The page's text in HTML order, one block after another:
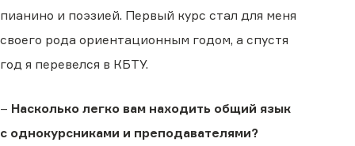
пианино и поэзией. Первый курс стал для меня
своего рода ориентационным годом, а спустя
год я перевелся в КБТУ.
– Насколько легко вам находить общий язык
с однокурсниками и преподавателями?